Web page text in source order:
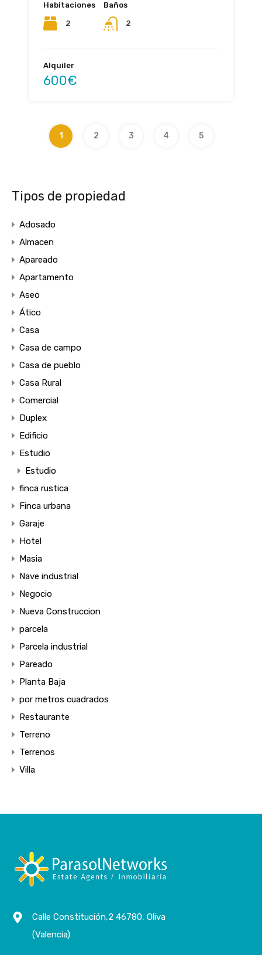
Habitaciones
2
Baños
2
Alquiler
600€
1 2 3 4 5
Tipos de propiedad
Adosado
Almacen
Apareado
Apartamento
Aseo
Ático
Casa
Casa de campo
Casa de pueblo
Casa Rural
Comercial
Duplex
Edificio
Estudio
Estudio
finca rustica
Finca urbana
Garaje
Hotel
Masia
Nave industrial
Negocio
Nueva Construccion
parcela
Parcela industrial
Pareado
Planta Baja
por metros cuadrados
Restaurante
Terreno
Terrenos
Villa
Calle Constitución,2 46780, Oliva
(Valencia)